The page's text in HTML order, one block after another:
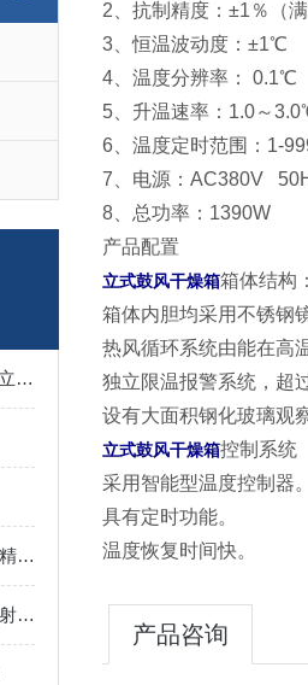
精控温·强适配·优服务 中科万通立式干燥箱赋能多行业高效生产
影响油漆涂料涂层测厚仪测量值精度的因素有哪些？
紫外老化试验箱对比一般阳光照射的优势浅析
2、抗制精度：±1％（满
3、恒温波动度：±1℃
4、温度分辨率： 0.1℃
5、升温速率：1.0～
6、温度定时范围：1-
7、电源：AC380V
8、总功率：1390W
产品配置
立式鼓风干燥箱箱体结构：
箱体内胆均采用不锈钢
热风循环系统由能在高
独立限温报警系统，超
设有大面积钢化玻璃观
立式鼓风干燥箱控制系统
采用智能型温度控制器。
具有定时功能。
温度恢复时间快。
产品咨询